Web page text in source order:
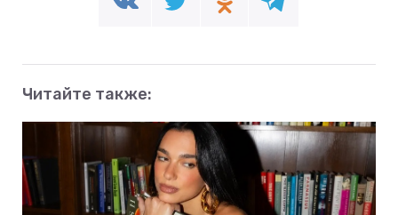
Читайте также: